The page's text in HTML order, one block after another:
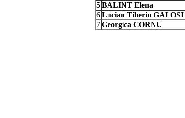
5BALINT Elena
6Lucian Tiberiu GALOSI
7Georgica CORNU